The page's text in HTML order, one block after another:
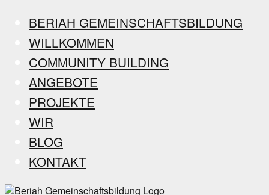
springen
BERIAH GEMEINSCHAFTSBILDUNG
WILLKOMMEN
COMMUNITY BUILDING
ANGEBOTE
PROJEKTE
WIR
BLOG
KONTAKT